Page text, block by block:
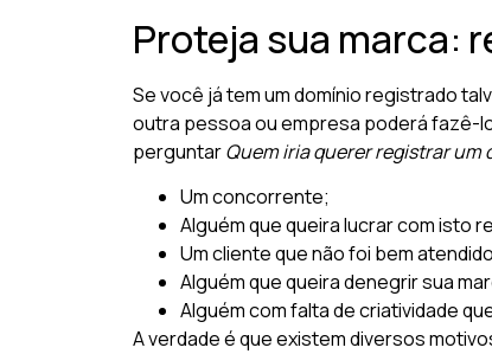
Proteja sua marca:
Se você já tem um domínio registrado
outra pessoa ou empresa poderá fazê-
perguntarQuem iria querer registrar um
Um concorrente;
Alguém que queira lucrar com isto
Um cliente que não foi bem
Alguém que queira denegrir sua
Alguém com falta de criatividade
A verdade é que existem diversos